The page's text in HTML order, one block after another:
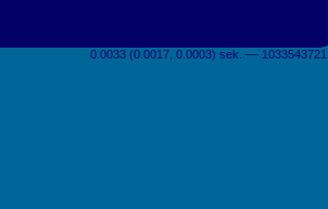
0.0033 (0.0017, 0.0003) sek. –– 1033543721